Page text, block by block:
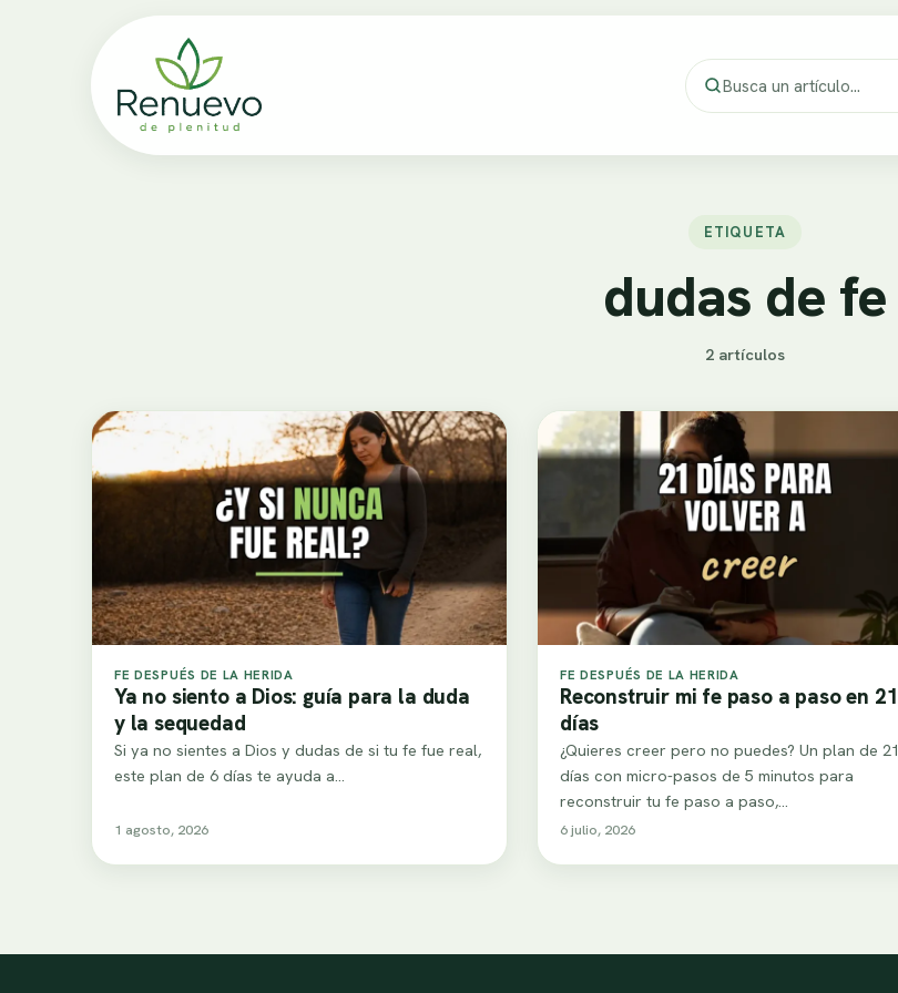
ETIQUETA
dudas de fe
2 artículos
FE DESPUÉS DE LA HERIDA
Ya no siento a Dios: guía para la duda
y la sequedad
Si ya no sientes a Dios y dudas de si tu fe fue real,
este plan de 6 días te ayuda a…
1 agosto, 2026
FE DESPUÉS DE LA HERIDA
Reconstruir mi fe paso a paso en 21
días
¿Quieres creer pero no puedes? Un plan de 21
días con micro-pasos de 5 minutos para
reconstruir tu fe paso a paso,…
6 julio, 2026